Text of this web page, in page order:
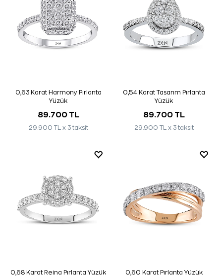
0,63 Karat Harmony Pırlanta
Yüzük
89.700 TL
29.900 TL x 3 taksit
0,54 Karat Tasarım Pırlanta
Yüzük
89.700 TL
29.900 TL x 3 taksit
0,68 Karat Reina Pırlanta Yüzük 0,60 Karat Pırlanta Yüzük